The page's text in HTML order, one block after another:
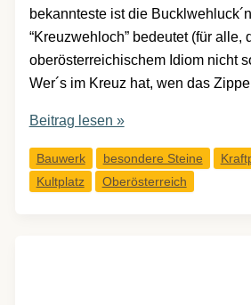
bekannteste ist die
“Kreuzwehloch” bedeutet (für alle,
oberösterreichischem Idiom nicht
Wer´s im Kreuz hat, wen das
St.
am
Blasenstein
Beitrag lesen »
Bauwerk besondere Steine
Kultplatz
Oberösterreich